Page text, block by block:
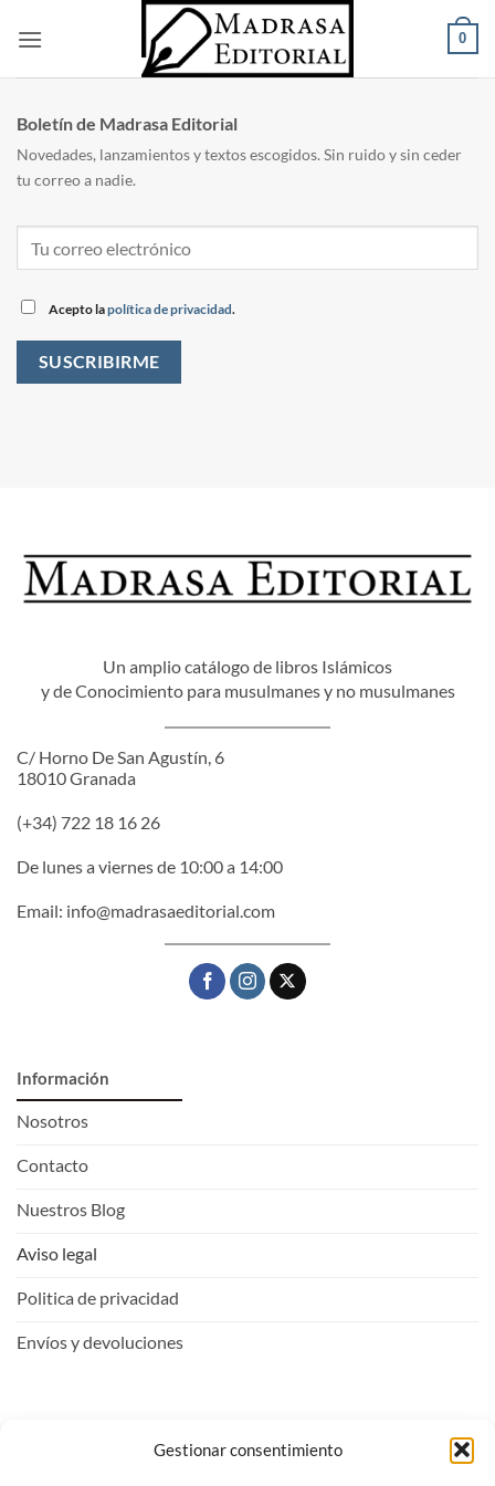
Gestionar consentimiento
0
Boletín de Madrasa Editorial
Novedades, lanzamientos y textos escogidos. Sin ruido y sin ceder
tu correo a nadie.
Acepto lapolítica de privacidad.
Un amplio catálogo de libros Islámicos
y de Conocimiento para musulmanes y no musulmanes
C/ Horno De San Agustín, 6
18010 Granada
(+34) 722 18 16 26
De lunes a viernes de 10:00 a 14:00
Email: info@madrasaeditorial.com
Información
Nosotros
Contacto
Nuestros Blog
Aviso legal
Politica de privacidad
Envíos y devoluciones